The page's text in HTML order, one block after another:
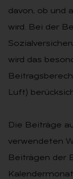
davon, ob und
wird. Bei der
wird das
Luft)
Die Beiträge
verwendeten
Beiträgen der